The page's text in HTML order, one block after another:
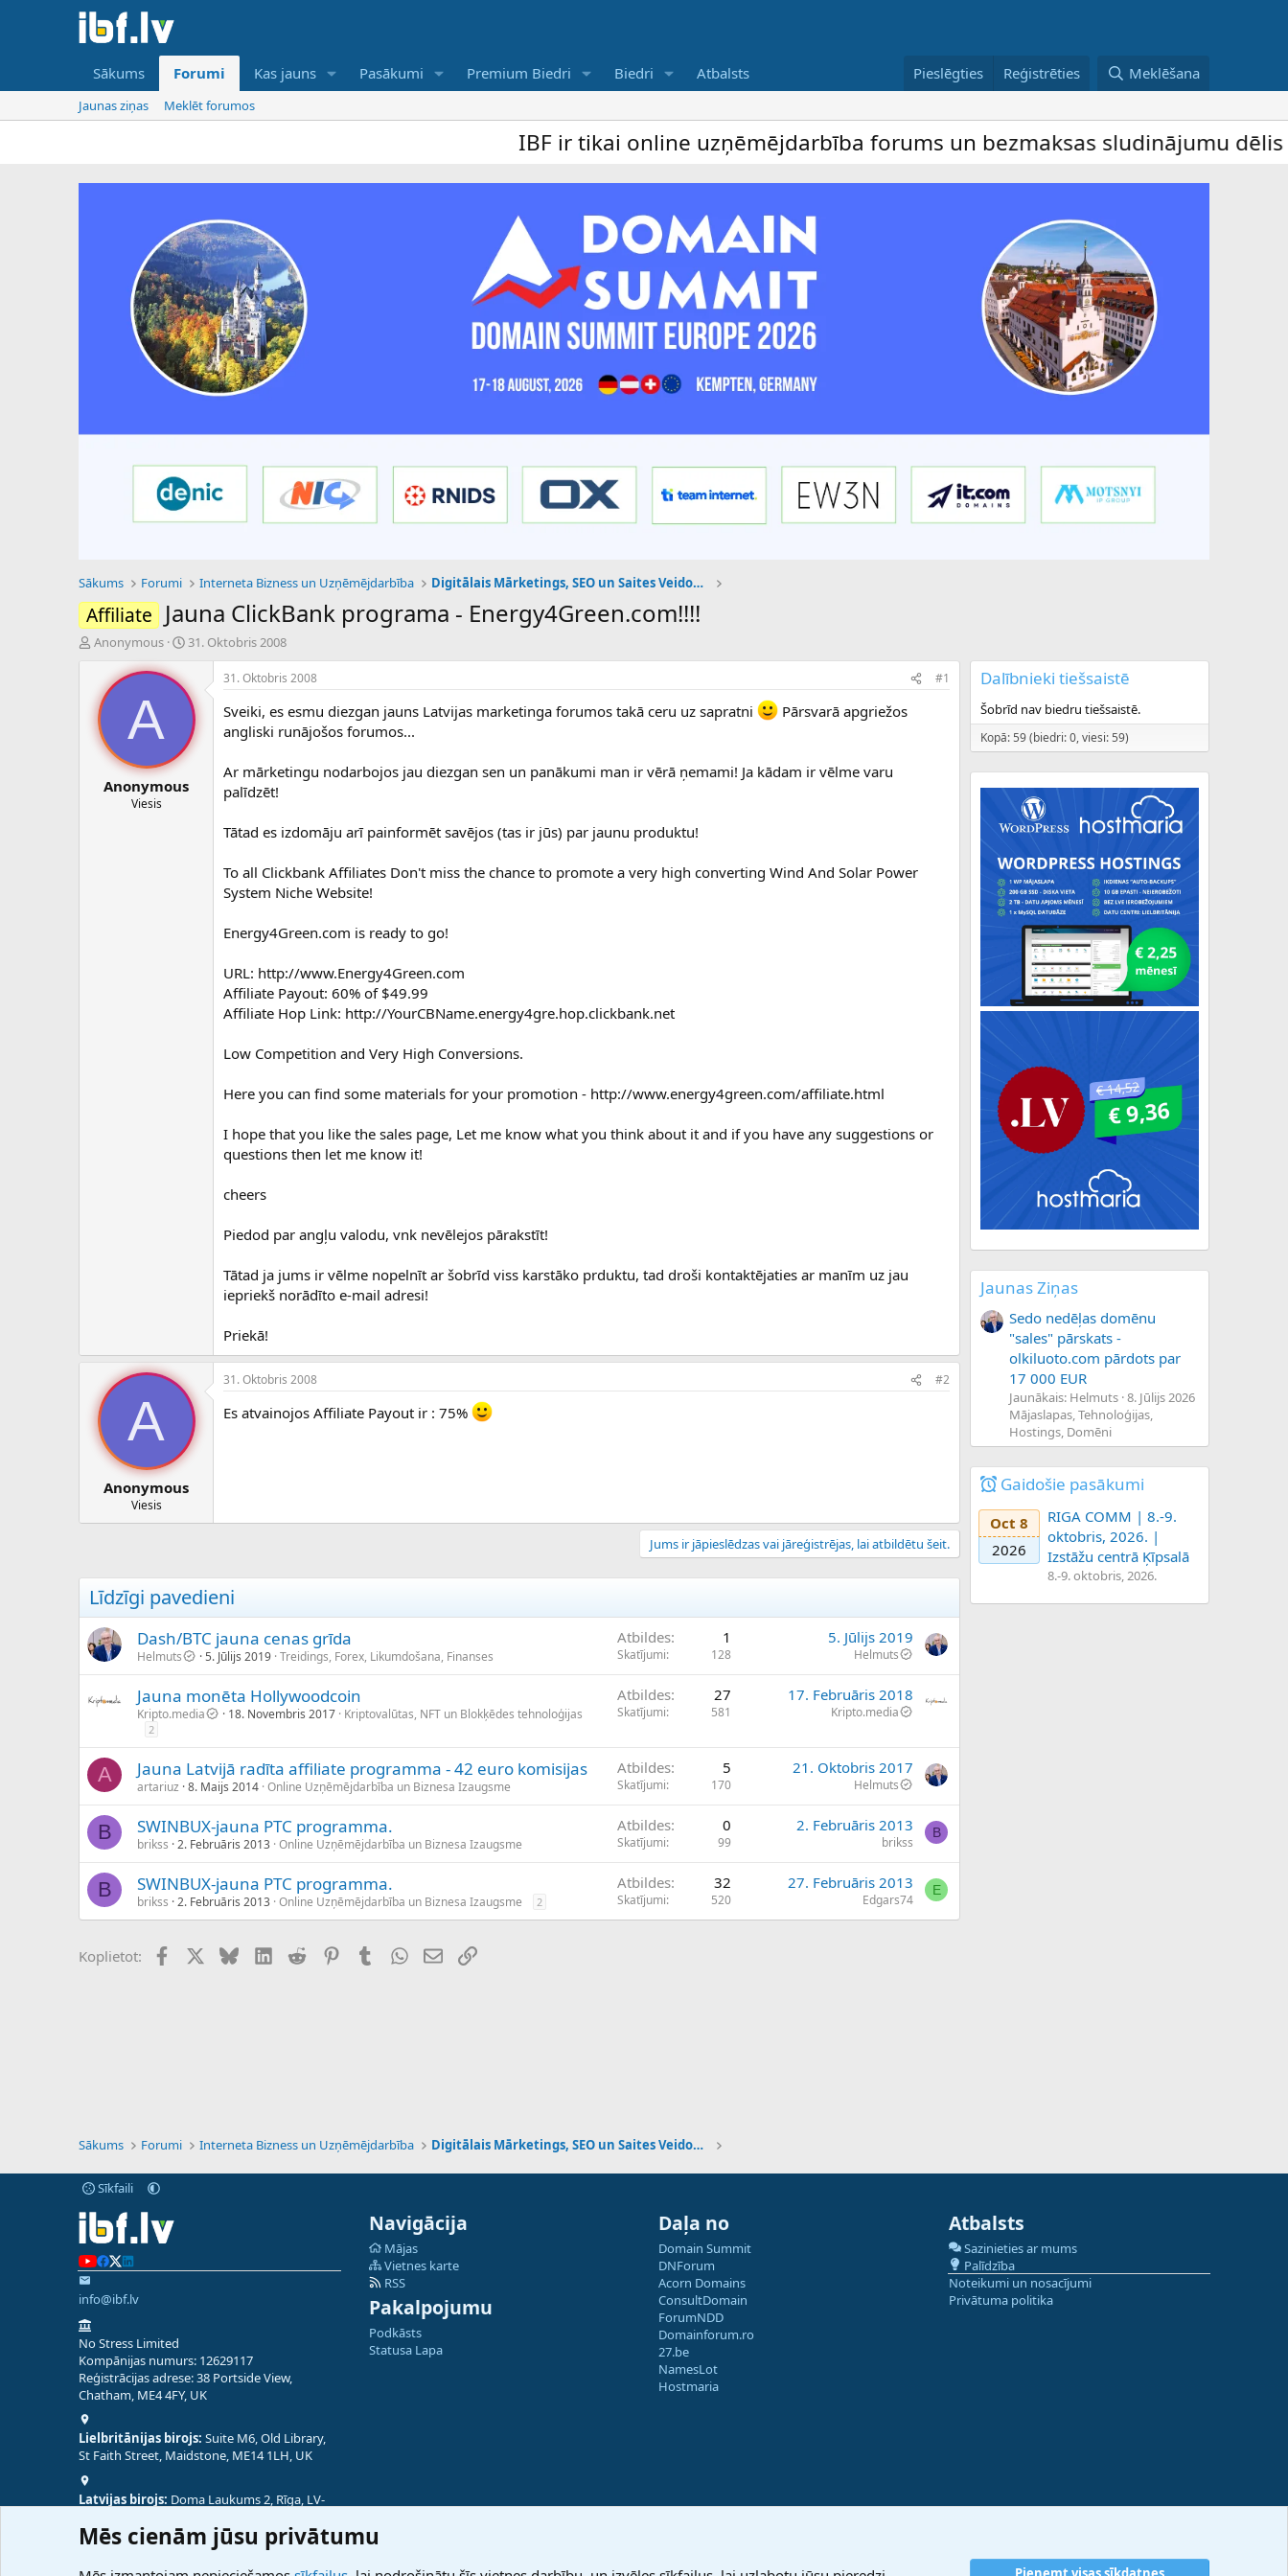
Sākums Forumi Kas jauns Pasākumi Premium Biedri Biedri Atbalsts Pieslēgties Reģistrēties Meklēšana
Jaunas ziņas Meklēt forumos
IBF ir tikai online uzņēmējdarbība forums un bezmaksas sludinājumu dēlis –
Sākums Forumi Interneta Bizness un Uzņēmējdarbība Digitālais Mārketings, SEO un Saites Veidošana
Affiliate Jauna ClickBank programa - Energy4Green.com!!!!
P
e
d
e
Anonymous
S
u
m
a
d
u
31. Oktobris 2008
A
Anonymous
Viesis
31. Oktobris 2008 #1
Sveiki, es esmu diezgan jauns Latvijas marketinga forumos takā ceru uz sapratni
Pārsvarā apgriežos
angliski runājošos forumos...
Ar mārketingu nodarbojos jau diezgan sen un panākumi man ir vērā ņemami! Ja kādam ir vēlme varu
palīdzēt!
Tātad es izdomāju arī painformēt savējos (tas ir jūs) par jaunu produktu!
To all Clickbank Affiliates Don't miss the chance to promote a very high converting Wind And Solar Power
System Niche Website!
Energy4Green.com is ready to go!
URL: http://www.Energy4Green.com
Affiliate Payout: 60% of $49.99
Affiliate Hop Link: http://YourCBName.energy4gre.hop.clickbank.net
Low Competition and Very High Conversions.
Here you can find some materials for your promotion - http://www.energy4green.com/affiliate.html
I hope that you like the sales page, Let me know what you think about it and if you have any suggestions or
questions then let me know it!
cheers
Piedod par angļu valodu, vnk nevēlejos pārakstīt!
Tātad ja jums ir vēlme nopelnīt ar šobrīd viss karstāko prduktu, tad droši kontaktējaties ar manīm uz jau
iepriekš norādīto e-mail adresi!
Priekā!
A
Anonymous
Viesis
31. Oktobris 2008 #2
Es atvainojos Affiliate Payout ir : 75%
Jums ir jāpieslēdzas vai jāreģistrējas, lai atbildētu šeit.
Līdzīgi pavedieni
Dash/BTC jauna cenas grīda
Helmuts 5. Jūlijs 2019 Treidings, Forex, Likumdošana, Finanses
Atbildes 1
Skatījumi 128
5. Jūlijs 2019
Helmuts
Jauna monēta Hollywoodcoin
Kripto.media 18. Novembris 2017 Kriptovalūtas, NFT un Blokķēdes tehnoloģijas
2
Atbildes 27
Skatījumi 581
17. Februāris 2018
Kripto.media
A Jauna Latvijā radīta affiliate programma - 42 euro komisijas
artariuz 8. Maijs 2014 Online Uzņēmējdarbība un Biznesa Izaugsme
Atbildes 5
Skatījumi 170
21. Oktobris 2017
Helmuts
B SWINBUX-jauna PTC programma.
brikss 2. Februāris 2013 Online Uzņēmējdarbība un Biznesa Izaugsme
Atbildes 0
Skatījumi 99
2. Februāris 2013
brikss
B
B SWINBUX-jauna PTC programma.
brikss 2. Februāris 2013 Online Uzņēmējdarbība un Biznesa Izaugsme 2
Atbildes 32
Skatījumi 520
27. Februāris 2013
Edgars74
E
Koplietot: FacebookX (Twitter)
BlueskyLinkedIn
Reddit PinterestTumblrWhatsApp
E-pastsSaiti
Dalībnieki tiešsaistē
Šobrīd nav biedru tiešsaistē.
Kopā: 59 (biedri: 0, viesi: 59)
Jaunas Ziņas
Sedo nedēļas domēnu
"sales" pārskats -
olkiluoto.com pārdots par
17 000 EUR
Jaunākais: Helmuts 8. Jūlijs 2026
Mājaslapas, Tehnoloģijas,
Hostings, Domēni
Gaidošie pasākumi
Oct 8
2026
RIGA COMM | 8.-9.
oktobris, 2026. |
Izstāžu centrā Ķīpsalā
8.-9. oktobris, 2026.
Sākums Forumi Interneta Bizness un Uzņēmējdarbība Digitālais Mārketings, SEO un Saites Veidošana
Sīkfaili
info@ibf.lv
No Stress Limited
Kompānijas numurs: 12629117
Reģistrācijas adrese: 38 Portside View,
Chatham, ME4 4FY, UK
Lielbritānijas birojs: Suite M6, Old Library,
St Faith Street, Maidstone, ME14 1LH, UK
Latvijas birojs: Doma Laukums 2, Rīga, LV-
Navigācija
Mājas
Vietnes karte
RSS
Pakalpojumu
Podkāsts
Statusa Lapa
Daļa no
Domain Summit
DNForum
Acorn Domains
ConsultDomain
ForumNDD
Domainforum.ro
27.be
NamesLot
Hostmaria
Atbalsts
Sazinieties ar mums
Palīdzība
Noteikumi un nosacījumi
Privātuma politika
Mēs cienām jūsu privātumu